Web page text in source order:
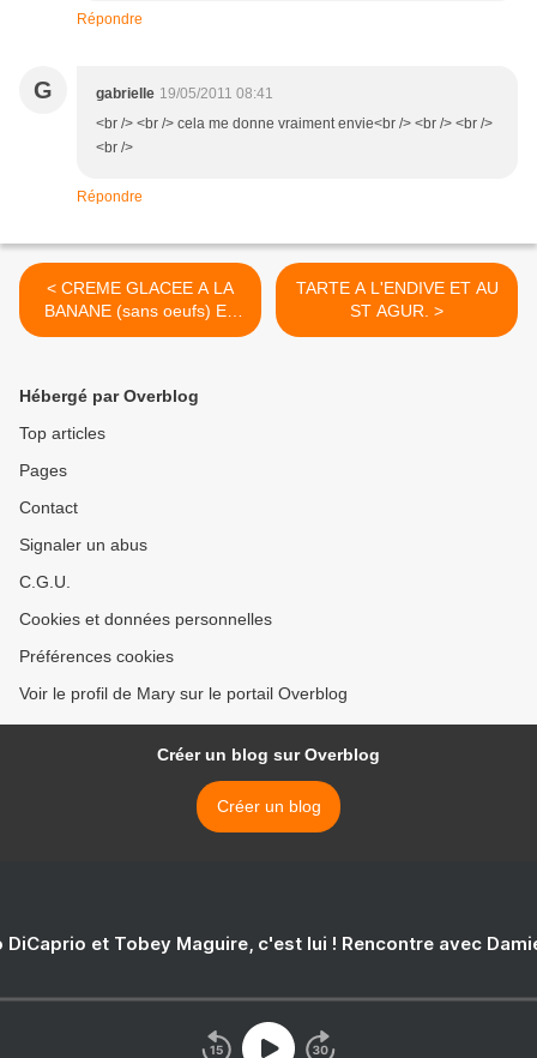
Répondre
G gabrielle 19/05/2011 08:41
<br /> <br /> cela me donne vraiment envie<br /> <br /> <br />
<br />
Répondre
< CREME GLACEE A LA
BANANE (sans oeufs) ET
SON COULIS CHOCOLAT.
TARTE A L'ENDIVE ET AU
ST AGUR. >
Hébergé par Overblog
Top articles
Pages
Contact
Signaler un abus
C.G.U.
Cookies et données personnelles
Préférences cookies
Voir le profil de Mary sur le portail Overblog
Créer un blog sur Overblog
Créer un blog
DiCaprio et Tobey Maguire, c'est lui ! Rencontre avec